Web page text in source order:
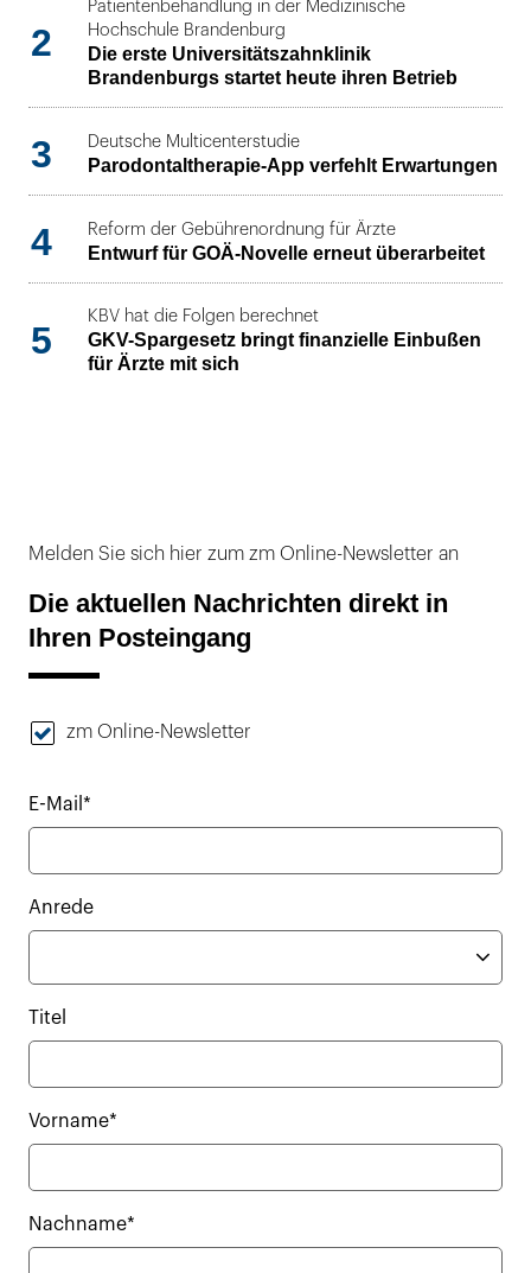
2
Patientenbehandlung in der Medizinische
Hochschule Brandenburg
Die erste Universitätszahnklinik
Brandenburgs startet heute ihren Betrieb
3 Deutsche Multicenterstudie
Parodontaltherapie-App verfehlt Erwartungen
4 Reform der Gebührenordnung für Ärzte
Entwurf für GOÄ-Novelle erneut überarbeitet
5
KBV hat die Folgen berechnet
GKV-Spargesetz bringt finanzielle Einbußen
für Ärzte mit sich
Melden Sie sich hier zum zm Online-Newsletter an
Die aktuellen Nachrichten direkt in
Ihren Posteingang
zm Online-Newsletter
E-Mail*
Anrede
Titel
Vorname*
Nachname*